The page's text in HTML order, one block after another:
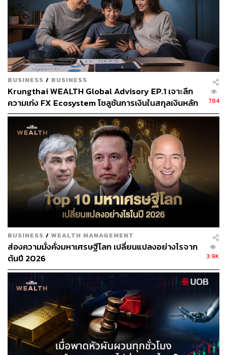
ABOUT THE AUTHOR
ศนิชา ละครพล
THE STANDARD WEALTH Editor
BUSINESS / BUSINESS
Krungthai WEALTH Global Advisory EP.1 เจาะลึก
ความเก่ง FX Ecosystem โซลูชันการเงินในสกุลเงินหลัก
ของโลก บทบาทสำคัญต่อการบริหารความมั่งคั่ง ธุรกิจ
และการวางแผนอนาคตครอบครัว
784
BUSINESS / WEALTH MANAGEMENT
ส่องความมั่งคั่งมหาเศรษฐีโลก เปลี่ยนแปลงอย่างไรจาก
ต้นปี 2026
3.9K